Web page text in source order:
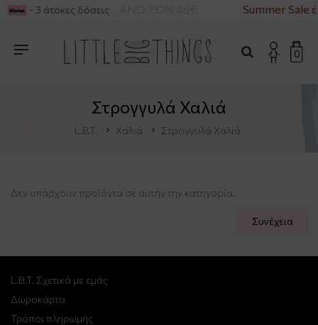
ΓΙΑ ΑΓΟΡΕΣ ΑΝΩ ΤΩΝ 49€ Summer Sale
- 3 άτοκες δόσεις
0
Στρογγυλά Χαλιά
L.B.T. Χαλιά Στρογγυλά Χαλιά
Δεν υπάρχουν προϊόντα σε αυτήν την κατηγορία.
Συνέχεια
L.B.T. Σχετικά με εμάς
Δωροκάρτα
Τρόποι πληρωμής